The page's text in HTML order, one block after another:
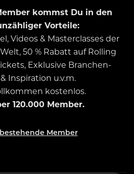
kommst Du in den
Vorteile:
Videos & Masterclasses der
50 % Rabatt auf Rolling
Exklusive Branchen-
Inspiration u.v.m.
kostenlos.
120.000 Member.
Member